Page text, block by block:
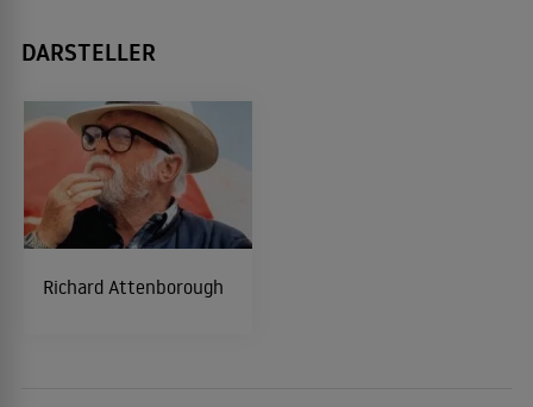
DARSTELLER
Richard Attenborough